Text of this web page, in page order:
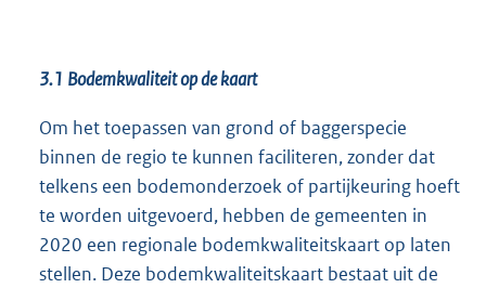
3.1 Bodemkwaliteit op de kaart
Om het toepassen van grond of baggerspecie
binnen de regio te kunnen faciliteren, zonder dat
telkens een bodemonderzoek of partijkeuring hoeft
te worden uitgevoerd, hebben de gemeenten in
2020 een regionale bodemkwaliteitskaart op laten
stellen. Deze bodemkwaliteitskaart bestaat uit de